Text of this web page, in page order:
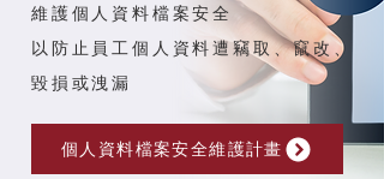
維護個人資料檔案安全
以防止員工個人資料遭竊取、竄改、
毀損或洩漏
個人資料檔案安全維護計畫